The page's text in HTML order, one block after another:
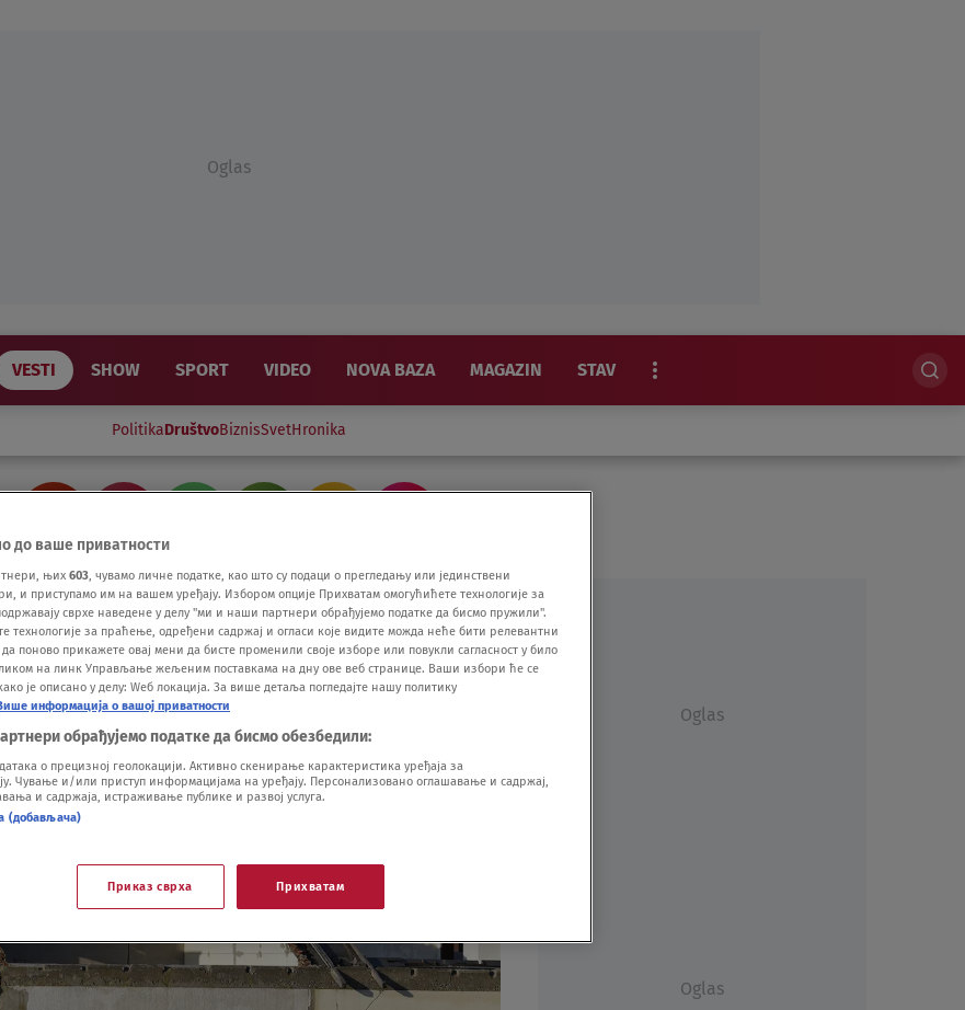
Oglas
VESTI SHOW SPORT VIDEO NOVA BAZA MAGAZIN STAV
PolitikaDruštvoBiznisSvetHronika
Oglas
Oglas
до ваше приватности
њих 603, чувамо личне податке, као што су подаци о прегледању или јединствени
и приступамо им на вашем уређају. Избором опције Прихватам омогућићете технологије за
сврхе наведене у делу "ми и наши партнери обрађујемо податке да бисмо пружили".
технологије за праћење, одређени садржај и огласи које видите можда неће бити релевантни
поново прикажете овај мени да бисте променили своје изборе или повукли сагласност у било
на линк Управљање жељеним поставкама на дну ове веб странице. Ваши избори ће се
је описано у делу: Wеб локација. За више детаља погледајте нашу политику
информација о вашој приватности
обрађујемо податке да бисмо обезбедили:
о прецизној геолокацији. Активно скенирање карактеристика уређаја за
Чување и/или приступ информацијама на уређају. Персонализовано оглашавање и садржај,
и садржаја, истраживање публике и развој услуга.
(добављача)
Приказ сврха Прихватам